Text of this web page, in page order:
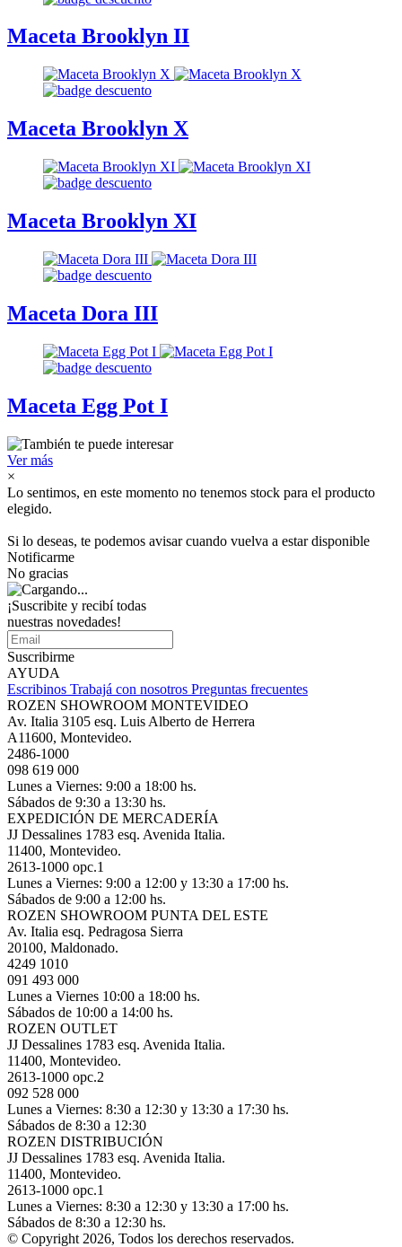
Maceta Brooklyn II
Maceta Brooklyn X
Maceta Brooklyn XI
Maceta Dora III
Maceta Egg Pot I
Ver más
×
Lo sentimos, en este momento no tenemos stock para el producto
elegido.
Si lo deseas, te podemos avisar cuando vuelva a estar disponible
Notificarme
No gracias
¡Suscribite y recibí todas
nuestras novedades!
Suscribirme
AYUDA
Escribinos Trabajá con nosotros Preguntas frecuentes
ROZEN SHOWROOM MONTEVIDEO
Av. Italia 3105 esq. Luis Alberto de Herrera
A11600, Montevideo.
2486-1000
098 619 000
Lunes a Viernes: 9:00 a 18:00 hs.
Sábados de 9:30 a 13:30 hs.
EXPEDICIÓN DE MERCADERÍA
JJ Dessalines 1783 esq. Avenida Italia.
11400, Montevideo.
2613-1000 opc.1
Lunes a Viernes: 9:00 a 12:00 y 13:30 a 17:00 hs.
Sábados de 9:00 a 12:00 hs.
ROZEN SHOWROOM PUNTA DEL ESTE
Av. Italia esq. Pedragosa Sierra
20100, Maldonado.
4249 1010
091 493 000
Lunes a Viernes 10:00 a 18:00 hs.
Sábados de 10:00 a 14:00 hs.
ROZEN OUTLET
JJ Dessalines 1783 esq. Avenida Italia.
11400, Montevideo.
2613-1000 opc.2
092 528 000
Lunes a Viernes: 8:30 a 12:30 y 13:30 a 17:30 hs.
Sábados de 8:30 a 12:30
ROZEN DISTRIBUCIÓN
JJ Dessalines 1783 esq. Avenida Italia.
11400, Montevideo.
2613-1000 opc.1
Lunes a Viernes: 8:30 a 12:30 y 13:30 a 17:00 hs.
Sábados de 8:30 a 12:30 hs.
© Copyright 2026, Todos los derechos reservados.